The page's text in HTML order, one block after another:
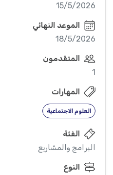
15/5/2026
الموعد النهائي
18/5/2026
المتقدمون
1
المهارات
العلوم الاجتماعية
الفئة
البرامج والمشاريع
النوع